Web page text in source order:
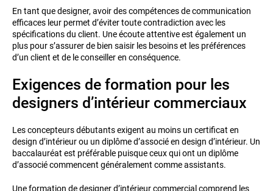
En tant que designer, avoir des compétences de communication
efficaces leur permet d’éviter toute contradiction avec les
spécifications du client. Une écoute attentive est également un
plus pour s’assurer de bien saisir les besoins et les préférences
d’un client et de le conseiller en conséquence.
Exigences de formation pour les
designers d’intérieur commerciaux
Les concepteurs débutants exigent au moins un certificat en
design d’intérieur ou un diplôme d’associé en design d’intérieur. Un
baccalauréat est préférable puisque ceux qui ont un diplôme
d’associé commencent généralement comme assistants.
Une formation de designer d’intérieur commercial comprend les